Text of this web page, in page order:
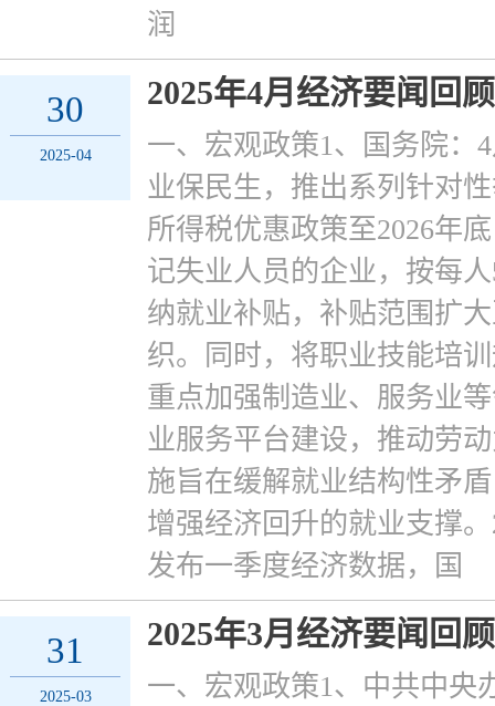
润
30
2025-04
2025年4月经济要闻回顾
一、宏观政策1、国务院：
业保民生，推出系列针对
所得税优惠政策至2026年
记失业人员的企业，按每
纳就业补贴，补贴范围扩
织。同时，将职业技能培
重点加强制造业、服务业
业服务平台建设，推动劳
施旨在缓解就业结构性矛
增强经济回升的就业支撑
发布一季度经济数据，国
31
2025-03
2025年3月经济要闻回顾
一、宏观政策1、中共中央